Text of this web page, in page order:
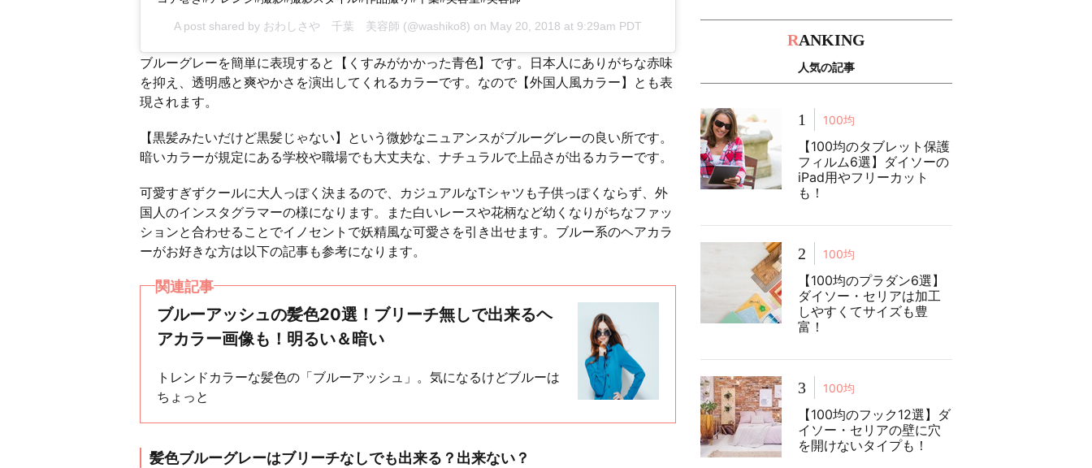
A post shared by おわしさや 千葉 美容師 (@washiko8) on May 20, 2018 at 9:29am PDT
ブルーグレーを簡単に表現すると【くすみがかかった青色】です。日本人にありがちな赤味
を抑え、透明感と爽やかさを演出してくれるカラーです。なので【外国人風カラー】とも表
現されます。
【黒髪みたいだけど黒髪じゃない】という微妙なニュアンスがブルーグレーの良い所です。
暗いカラーが規定にある学校や職場でも大丈夫な、ナチュラルで上品さが出るカラーです。
可愛すぎずクールに大人っぽく決まるので、カジュアルなTシャツも子供っぽくならず、外
国人のインスタグラマーの様になります。また白いレースや花柄など幼くなりがちなファッ
ションと合わせることでイノセントで妖精風な可愛さを引き出せます。ブルー系のヘアカラ
ーがお好きな方は以下の記事も参考になります。
関連記事
ブルーアッシュの髪色20選！ブリーチ無しで出来るヘ
アカラー画像も！明るい＆暗い
トレンドカラーな髪色の「ブルーアッシュ」。気になるけどブルーは
ちょっと
髪色ブルーグレーはブリーチなしでも出来る？出来ない？
RANKING
人気の記事
1 100均
【100均のタブレット保護
フィルム6選】ダイソーの
iPad用やフリーカット
も！
2 100均
【100均のプラダン6選】
ダイソー・セリアは加工
しやすくてサイズも豊
富！
3 100均
【100均のフック12選】ダ
イソー・セリアの壁に穴
を開けないタイプも！